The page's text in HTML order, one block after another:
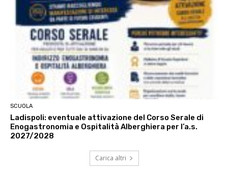
SCUOLA
Ladispoli: eventuale attivazione del Corso Serale di
Enogastronomia e Ospitalità Alberghiera per l’a.s.
2027/2028
Carica altri